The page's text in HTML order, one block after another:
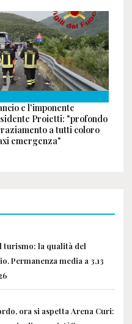
e l'imponente
Proietti: "profondo
a tutti coloro
emergenza"
turismo: la qualità del
media a 3,13
ora si aspetta Arena Curi: